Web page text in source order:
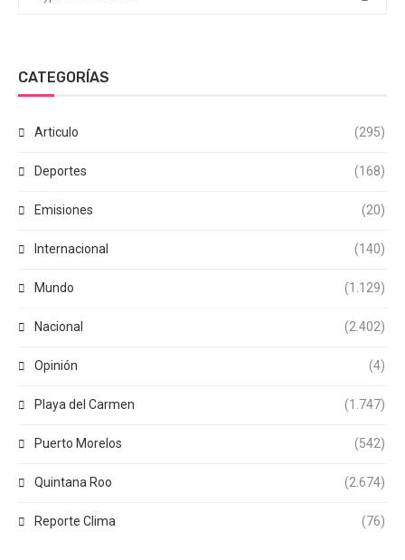
CATEGORÍAS
Articulo (295)
Deportes (168)
Emisiones (20)
Internacional (140)
Mundo (1.129)
Nacional (2.402)
Opinión (4)
Playa del Carmen (1.747)
Puerto Morelos (542)
Quintana Roo (2.674)
Reporte Clima (76)